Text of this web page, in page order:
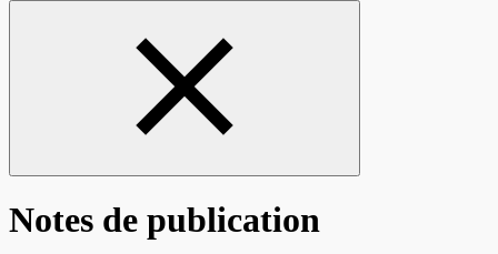
Notes de publication